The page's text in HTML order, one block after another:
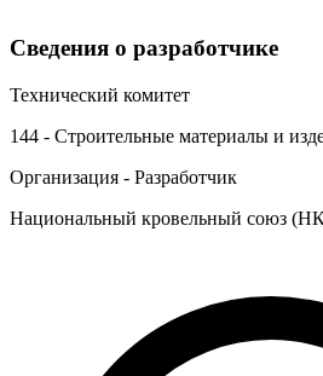
Сведения о разработчике
Технический комитет
144 - Строительные материалы и
Организация - Разработчик
Национальный кровельный союз